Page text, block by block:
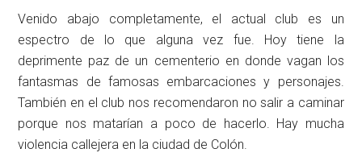
Venido abajo completamente, el actual club es un
espectro de lo que alguna vez fue. Hoy tiene la
deprimente paz de un cementerio en donde vagan los
fantasmas de famosas embarcaciones y personajes.
También en el club nos recomendaron no salir a caminar
porque nos matarían a poco de hacerlo. Hay mucha
violencia callejera en la ciudad de Colón.